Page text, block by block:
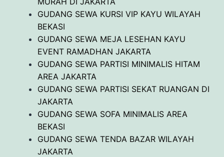
GUDANG SEWA KURSI VIP KAYU WILAYAH
BEKASI
GUDANG SEWA MEJA LESEHAN KAYU
EVENT RAMADHAN JAKARTA
GUDANG SEWA PARTISI MINIMALIS HITAM
AREA JAKARTA
GUDANG SEWA PARTISI SEKAT RUANGAN DI
JAKARTA
GUDANG SEWA SOFA MINIMALIS AREA
BEKASI
GUDANG SEWA TENDA BAZAR WILAYAH
JAKARTA